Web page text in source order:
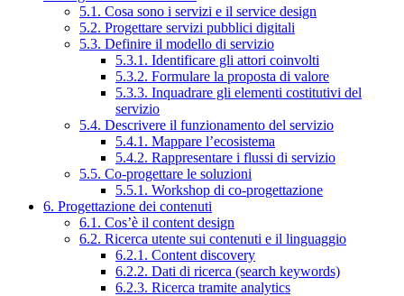
5.1. Cosa sono i servizi e il service design
5.2. Progettare servizi pubblici digitali
5.3. Definire il modello di servizio
5.3.1. Identificare gli attori coinvolti
5.3.2. Formulare la proposta di valore
5.3.3. Inquadrare gli elementi costitutivi del
servizio
5.4. Descrivere il funzionamento del servizio
5.4.1. Mappare l’ecosistema
5.4.2. Rappresentare i flussi di servizio
5.5. Co-progettare le soluzioni
5.5.1. Workshop di co-progettazione
6. Progettazione dei contenuti
6.1. Cos’è il content design
6.2. Ricerca utente sui contenuti e il linguaggio
6.2.1. Content discovery
6.2.2. Dati di ricerca (search keywords)
6.2.3. Ricerca tramite analytics